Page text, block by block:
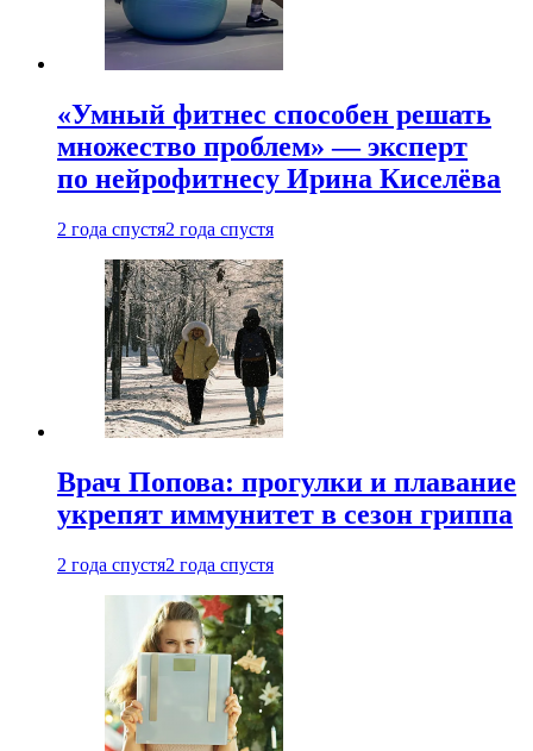
«Умный фитнес способен решать
множество проблем» — эксперт
по нейрофитнесу Ирина Киселёва
2 года спустя2 года спустя
Врач Попова: прогулки и плавание
укрепят иммунитет в сезон гриппа
2 года спустя2 года спустя